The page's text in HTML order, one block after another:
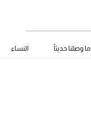
ما وصلنا حديثاً النساء